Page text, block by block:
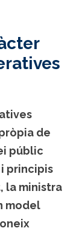
de
públic
principis
la ministra
model